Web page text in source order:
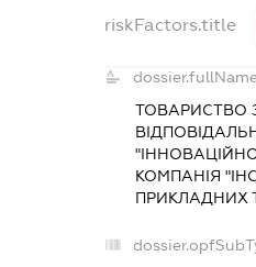
riskFactors.title
КОМПАНІЯ
ПРИКЛАДНИХ